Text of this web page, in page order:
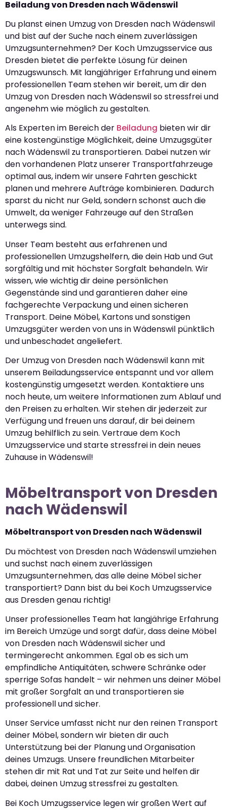
Beiladung von Dresden nach Wädenswil
Du planst einen Umzug von Dresden nach Wädenswil
und bist auf der Suche nach einem zuverlässigen
Umzugsunternehmen? Der Koch Umzugsservice aus
Dresden bietet die perfekte Lösung für deinen
Umzugswunsch. Mit langjähriger Erfahrung und einem
professionellen Team stehen wir bereit, um dir den
Umzug von Dresden nach Wädenswil so stressfrei und
angenehm wie möglich zu gestalten.
Als Experten im Bereich der Beiladung bieten wir dir
eine kostengünstige Möglichkeit, deine Umzugsgüter
nach Wädenswil zu transportieren. Dabei nutzen wir
den vorhandenen Platz unserer Transportfahrzeuge
optimal aus, indem wir unsere Fahrten geschickt
planen und mehrere Aufträge kombinieren. Dadurch
sparst du nicht nur Geld, sondern schonst auch die
Umwelt, da weniger Fahrzeuge auf den Straßen
unterwegs sind.
Unser Team besteht aus erfahrenen und
professionellen Umzugshelfern, die dein Hab und Gut
sorgfältig und mit höchster Sorgfalt behandeln. Wir
wissen, wie wichtig dir deine persönlichen
Gegenstände sind und garantieren daher eine
fachgerechte Verpackung und einen sicheren
Transport. Deine Möbel, Kartons und sonstigen
Umzugsgüter werden von uns in Wädenswil pünktlich
und unbeschadet angeliefert.
Der Umzug von Dresden nach Wädenswil kann mit
unserem Beiladungsservice entspannt und vor allem
kostengünstig umgesetzt werden. Kontaktiere uns
noch heute, um weitere Informationen zum Ablauf und
den Preisen zu erhalten. Wir stehen dir jederzeit zur
Verfügung und freuen uns darauf, dir bei deinem
Umzug behilflich zu sein. Vertraue dem Koch
Umzugsservice und starte stressfrei in dein neues
Zuhause in Wädenswil!
Möbeltransport von Dresden
nach Wädenswil
Möbeltransport von Dresden nach Wädenswil
Du möchtest von Dresden nach Wädenswil umziehen
und suchst nach einem zuverlässigen
Umzugsunternehmen, das alle deine Möbel sicher
transportiert? Dann bist du bei Koch Umzugsservice
aus Dresden genau richtig!
Unser professionelles Team hat langjährige Erfahrung
im Bereich Umzüge und sorgt dafür, dass deine Möbel
von Dresden nach Wädenswil sicher und
termingerecht ankommen. Egal ob es sich um
empfindliche Antiquitäten, schwere Schränke oder
sperrige Sofas handelt – wir nehmen uns deiner Möbel
mit großer Sorgfalt an und transportieren sie
professionell und sicher.
Unser Service umfasst nicht nur den reinen Transport
deiner Möbel, sondern wir bieten dir auch
Unterstützung bei der Planung und Organisation
deines Umzugs. Unsere freundlichen Mitarbeiter
stehen dir mit Rat und Tat zur Seite und helfen dir
dabei, deinen Umzug stressfrei zu gestalten.
Bei Koch Umzugsservice legen wir großen Wert auf